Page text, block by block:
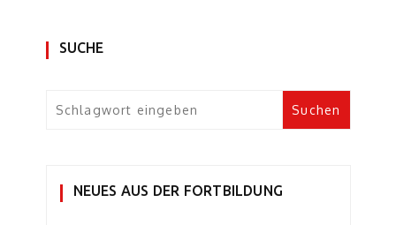
SUCHE
NEUES AUS DER FORTBILDUNG